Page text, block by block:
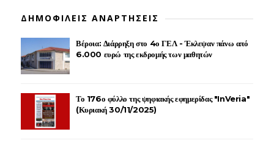
ΔΗΜΟΦΙΛΕΙΣ ΑΝΑΡΤΗΣΕΙΣ
Βέροια: Διάρρηξη στο 4ο ΓΕΛ - Έκλεψαν πάνω από
6.000 ευρώ της εκδρομής των μαθητών
Το 176ο φύλλο της ψηφιακής εφημερίδας "InVeria"
(Κυριακή 30/11/2025)